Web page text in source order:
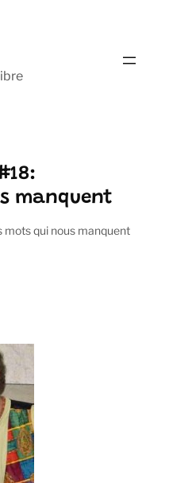
manquent
mots qui nous manquent